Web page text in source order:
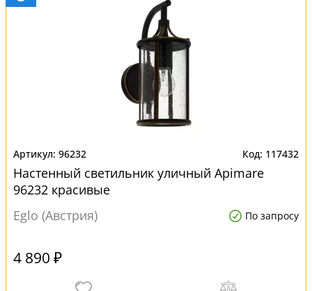
96232 117432
Настенный светильник уличный Apimare
96232 красивые
Eglo (Австрия)
По запросу
4 890 ₽